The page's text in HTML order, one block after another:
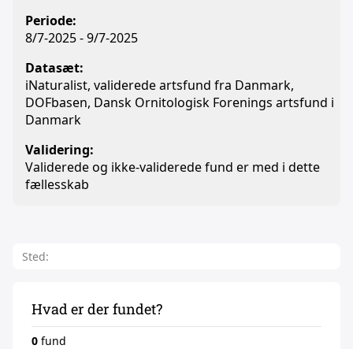
Periode:
8/7-2025 - 9/7-2025
Datasæt:
iNaturalist, validerede artsfund fra Danmark,
DOFbasen, Dansk Ornitologisk Forenings artsfund i
Danmark
Validering:
Validerede og ikke-validerede fund er med i dette
fællesskab
Sted:
Hvad er der fundet?
0 fund